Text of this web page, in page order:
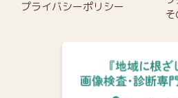
プライバシーポリシー